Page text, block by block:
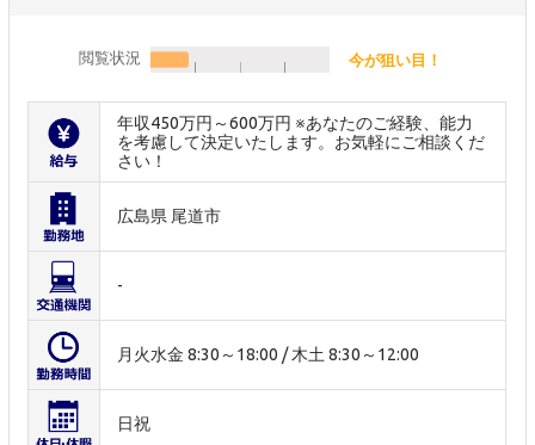
閲覧状況 今が狙い目！
年収450万円～600万円 ※あなたのご経験、能力
を考慮して決定いたします。お気軽にご相談くだ
さい！
広島県 尾道市
-
月火水金 8:30～18:00 / 木土 8:30～12:00
日祝